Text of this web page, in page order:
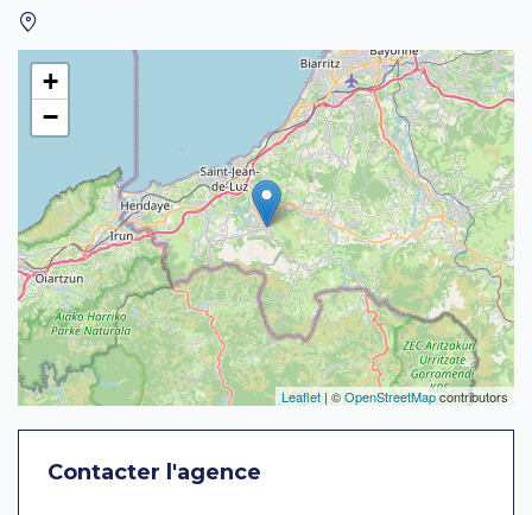
+
−
Leaflet | ©OpenStreetMapcontributors
Contacter l'agence